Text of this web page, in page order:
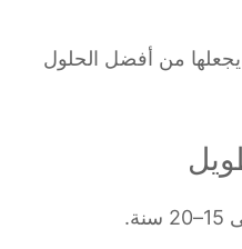
من أفضل الحلول